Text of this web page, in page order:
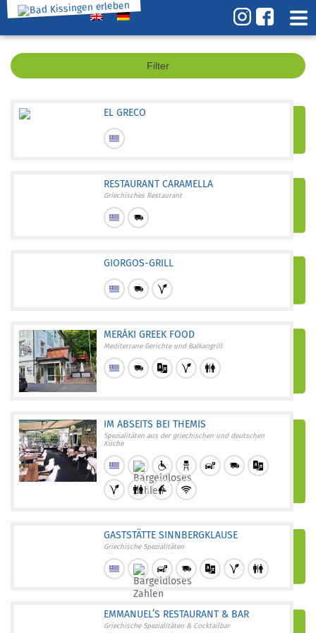
Filter
EL GRECO
RESTAURANT CARAMELLA
Griechisches Restaurant
GIORGOS-GRILL
MERÁKI GREEK FOOD
Mediterrane Gerichte und Balkangrill
IM ABSEITS BEI THEMIS
Spezialitäten aus der griechischen und deutschen
Küche
GASTSTÄTTE SINNBERGKLAUSE
Griechische Spezialitäten
EMMANUEL’S RESTAURANT & BAR
Griechische Spezialitäten & Cocktailbar